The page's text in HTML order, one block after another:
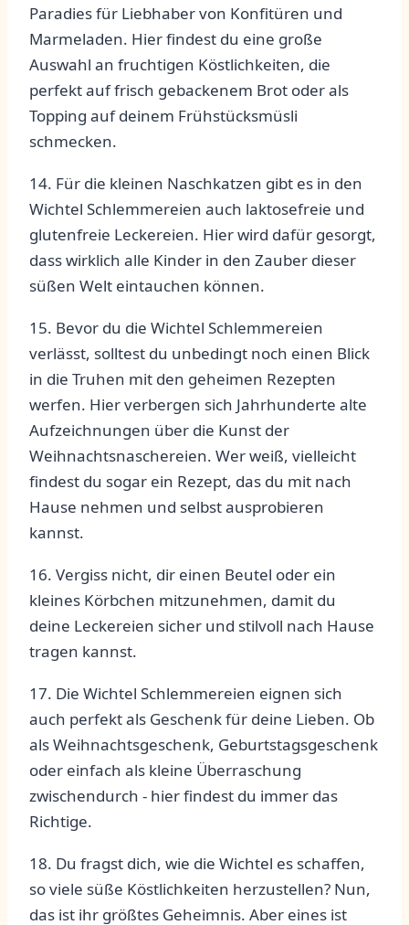
Paradies ⁤für Liebhaber von Konfitüren und ​
Marmeladen. Hier ⁢findest du eine ⁤große
Auswahl an fruchtigen Köstlichkeiten, die
perfekt auf frisch gebackenem Brot oder als
Topping ⁢auf deinem Frühstücksmüsli
schmecken.
14.​ Für die kleinen Naschkatzen gibt es in den
Wichtel Schlemmereien ‌auch laktosefreie und
glutenfreie Leckereien. Hier ⁤wird⁣ dafür gesorgt,
dass wirklich alle Kinder in‍ den Zauber‌ dieser
süßen⁢ Welt eintauchen können.
15. Bevor du die Wichtel⁣ Schlemmereien⁣
verlässt, solltest du unbedingt ⁤noch einen Blick
in die‍ Truhen mit⁢ den ⁣geheimen‌ Rezepten ​
werfen.⁣ Hier verbergen sich‌ Jahrhunderte‌ alte
Aufzeichnungen über die Kunst⁢ der
Weihnachtsnaschereien. ​Wer weiß, vielleicht
findest du sogar ein​ Rezept, das du mit nach
Hause nehmen und selbst ausprobieren
kannst.
16. Vergiss nicht, dir einen⁢ Beutel ‌oder ein‍
kleines ‍Körbchen mitzunehmen, ⁤damit ‌du
⁣deine Leckereien sicher und stilvoll nach​ Hause⁣
tragen‍ kannst.
17. Die Wichtel Schlemmereien eignen sich
auch perfekt als Geschenk für deine Lieben. Ob⁤
als ⁤Weihnachtsgeschenk, Geburtstagsgeschenk
⁤oder‌ einfach als​ kleine Überraschung
zwischendurch ⁢- hier findest du immer das
Richtige.
18. Du fragst dich, wie die​ Wichtel es schaffen,
so⁤ viele süße Köstlichkeiten herzustellen? ‍Nun,⁤
das ist ihr größtes Geheimnis. Aber eines ist